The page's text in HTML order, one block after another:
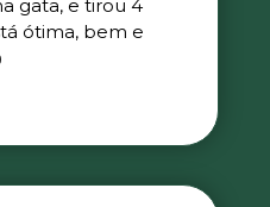
gata, e tirou 4
ótima, bem e